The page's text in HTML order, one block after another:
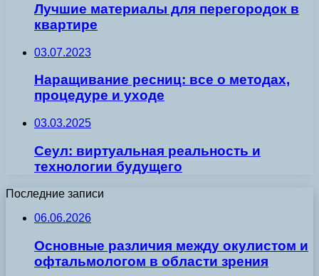
Лучшие материалы для перегородок в
квартире
03.07.2023
Наращивание ресниц: все о методах,
процедуре и уходе
03.03.2025
Сеул: виртуальная реальность и
технологии будущего
Последние записи
06.06.2026
Основные различия между окулистом и
офтальмологом в области зрения